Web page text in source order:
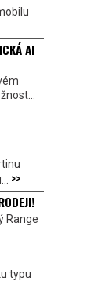
AI
>>
Range
typu